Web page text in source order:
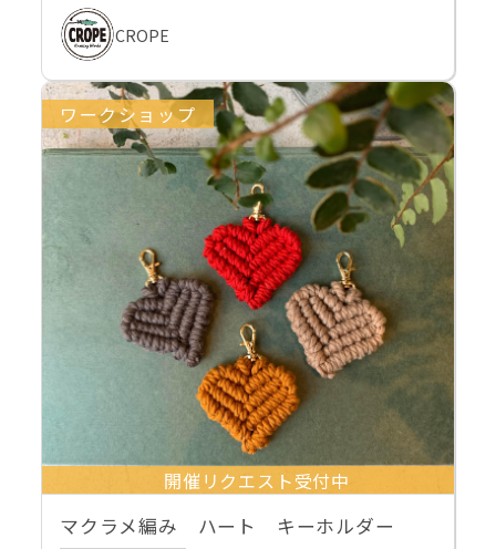
CROPE
ワークショップ
開催リクエスト受付中
マクラメ編み ハート キーホルダー